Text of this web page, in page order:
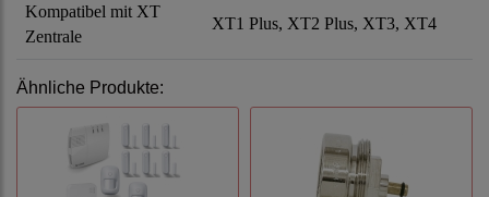
Kompatibel mit XT
Zentrale
XT1 Plus, XT2 Plus, XT3, XT4
Ähnliche Produkte: